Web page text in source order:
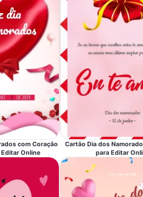
com Coração
Online
Cartão Dia dos
para Editar